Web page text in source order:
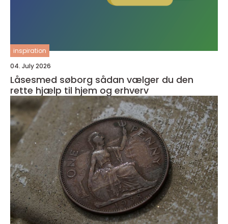
inspiration
04. July 2026
Låsesmed søborg sådan vælger du den
rette hjælp til hjem og erhverv